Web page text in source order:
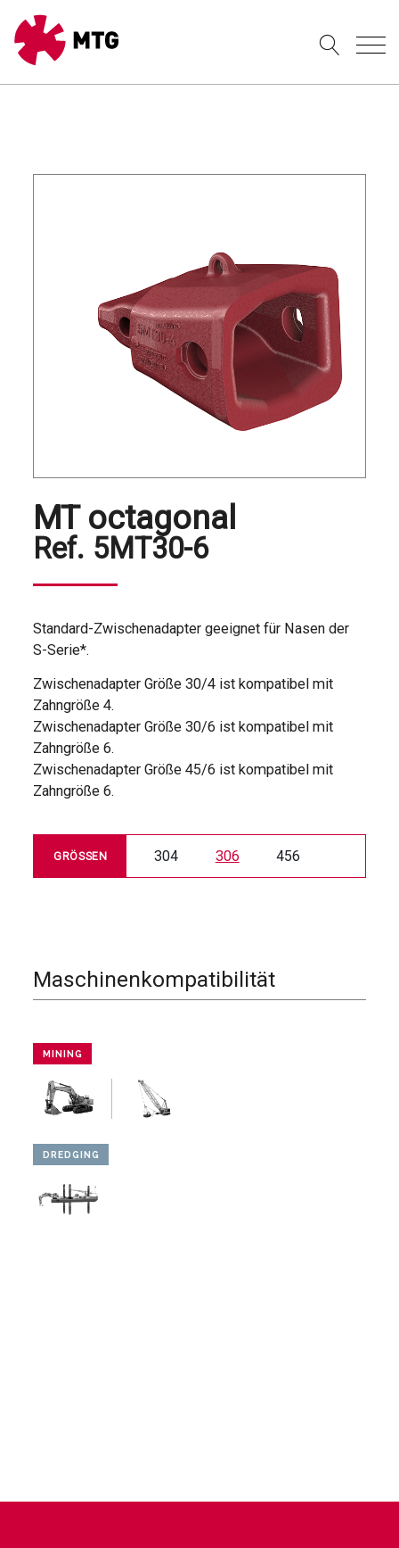
MT octagonal
Ref. 5MT30-6
Standard-Zwischenadapter geeignet für Nasen der
S-Serie*.
Zwischenadapter Größe 30/4 ist kompatibel mit
Zahngröße 4.
Zwischenadapter Größe 30/6 ist kompatibel mit
Zahngröße 6.
Zwischenadapter Größe 45/6 ist kompatibel mit
Zahngröße 6.
GRÖSSEN 304 306 456
Maschinenkompatibilität
MINING
DREDGING